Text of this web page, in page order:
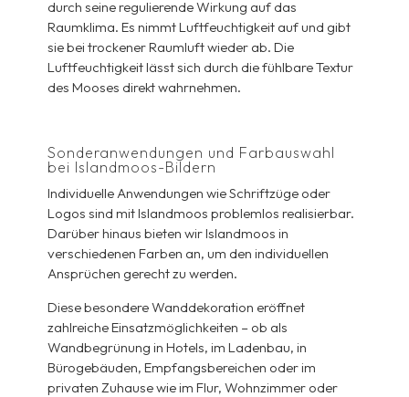
durch seine regulierende Wirkung auf das
Raumklima. Es nimmt Luftfeuchtigkeit auf und gibt
sie bei trockener Raumluft wieder ab. Die
Luftfeuchtigkeit lässt sich durch die fühlbare Textur
des Mooses direkt wahrnehmen.
Sonderanwendungen und Farbauswahl
bei Islandmoos-Bildern
Individuelle Anwendungen wie Schriftzüge oder
Logos sind mit Islandmoos problemlos realisierbar.
Darüber hinaus bieten wir Islandmoos in
verschiedenen Farben an, um den individuellen
Ansprüchen gerecht zu werden.
Diese besondere Wanddekoration eröffnet
zahlreiche Einsatzmöglichkeiten – ob als
Wandbegrünung in Hotels, im Ladenbau, in
Bürogebäuden, Empfangsbereichen oder im
privaten Zuhause wie im Flur, Wohnzimmer oder